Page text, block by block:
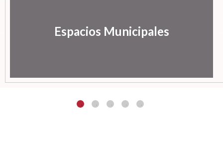
Espacios Municipales